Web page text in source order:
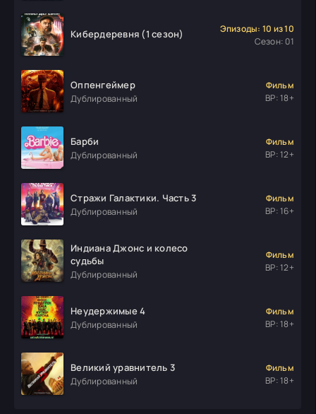
Кибердеревня (1 сезон)
Эпизоды: 10 из 10
Сезон: 01
Оппенгеймер
Дублированный
Фильм
ВР: 18+
Барби
Дублированный
Фильм
ВР: 12+
Стражи Галактики. Часть 3
Дублированный
Фильм
ВР: 16+
Индиана Джонс и колесо
судьбы
Дублированный
Фильм
ВР: 12+
Неудержимые 4
Дублированный
Фильм
ВР: 18+
Великий уравнитель 3
Дублированный
Фильм
ВР: 18+